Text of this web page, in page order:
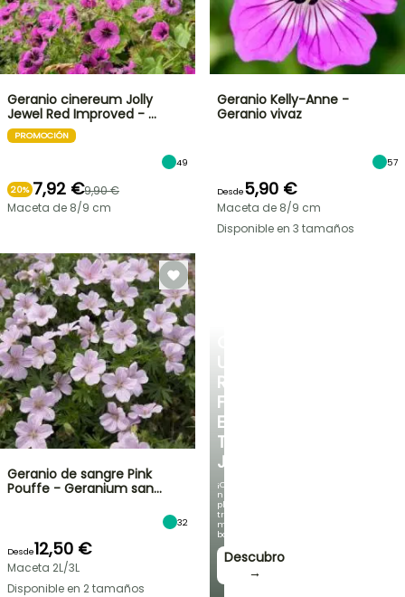
UN
RINCÓN
FRESCO
EN
TU
JARDÍN
¡Con
nuestras
plantas
trepadoras
más
bonitas!
Descubro
→
Geranio cinereum Jolly
Jewel Red Improved - …
PROMOCIÓN
49
20% 7,92 €9,90 €
Maceta de 8/9 cm
Geranio Kelly-Anne -
Geranio vivaz
57
Desde5,90 €
Maceta de 8/9 cm
Disponible en 3 tamaños
Geranio de sangre Pink
Pouffe - Geranium san…
32
Desde12,50 €
Maceta 2L/3L
Disponible en 2 tamaños